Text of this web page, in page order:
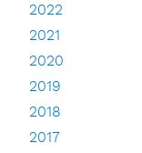
2022
2021
2020
2019
2018
2017